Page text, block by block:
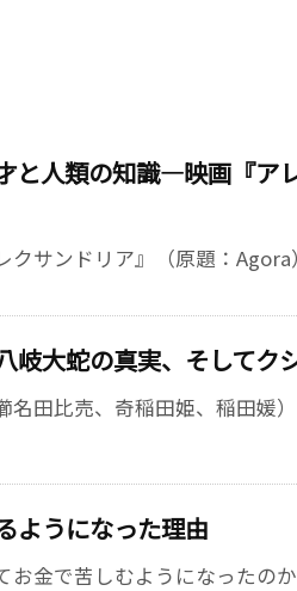
と人類の知識—映画『ア
クサンドリア』（原題：
岐大蛇の真実、そしてク
名田比売、奇稲田姫、稲田媛
ようになった理由
お金で苦しむようになったの